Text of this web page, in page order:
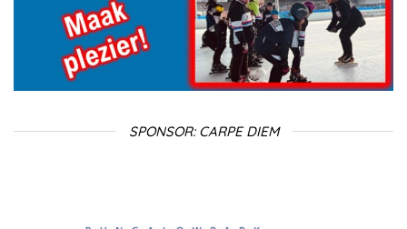
SPONSOR: CARPE DIEM